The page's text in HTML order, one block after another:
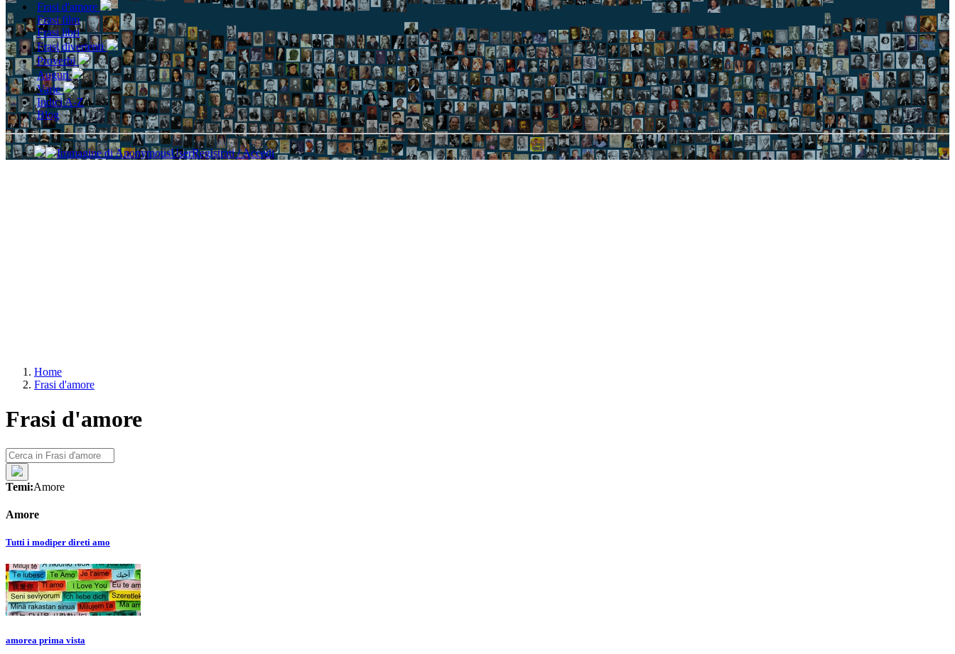
Frasi d'amore
Frasi film
Frasi libri
Frasi divertenti
Proverbi
Auguri
Varie
Indici A-Z
Blog
Registrati / Accedi
Home
Frasi d'amore
Frasi d'amore
Temi:Amore
Amore
Tutti i modiper direti amo
amorea prima vista